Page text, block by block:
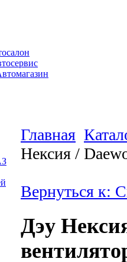
Главная
Нексия /
Вернуться к:
Дэу